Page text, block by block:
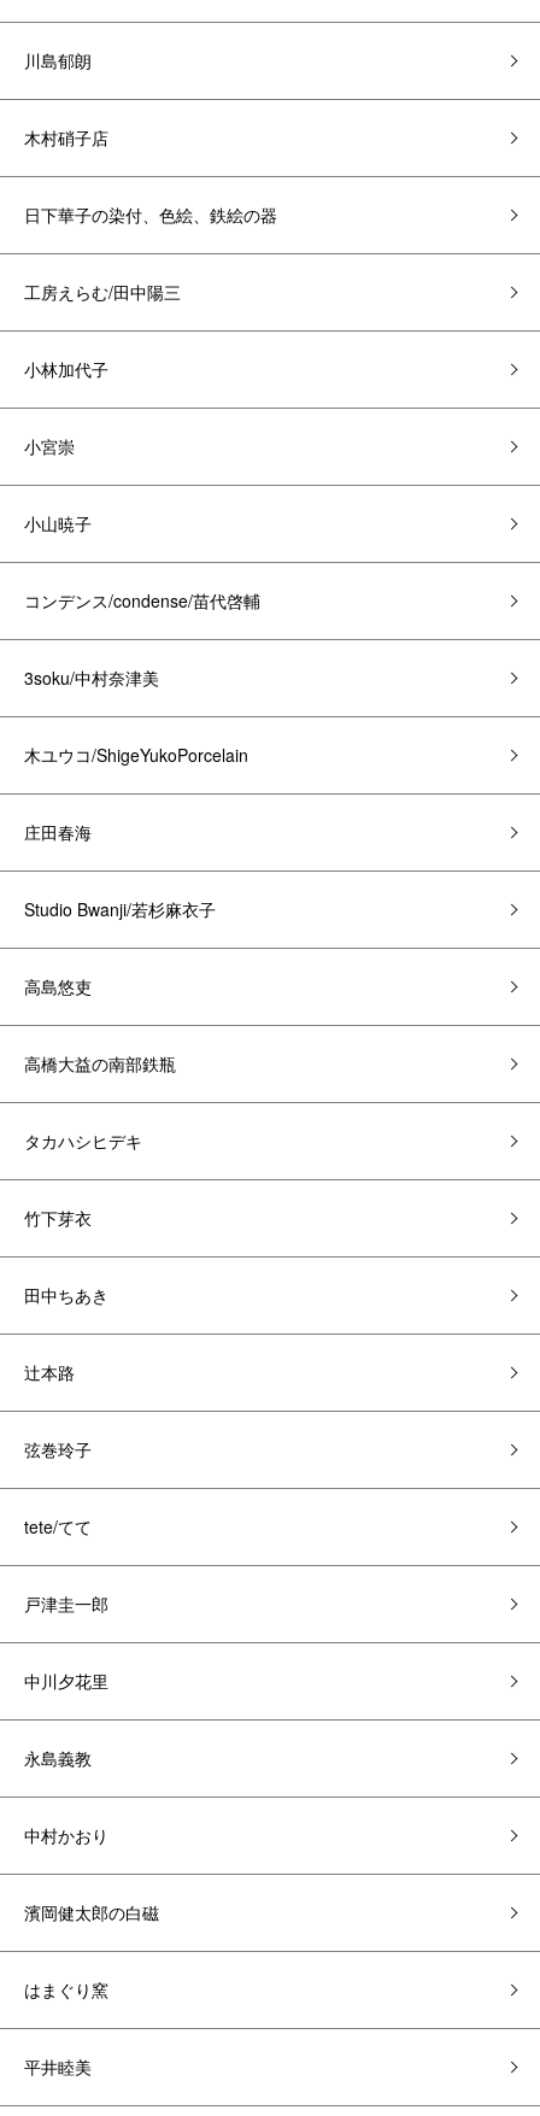
川島郁朗
木村硝子店
日下華子の染付、色絵、鉄絵の器
工房えらむ/田中陽三
小林加代子
小宮崇
小山暁子
コンデンス/condense/苗代啓輔
3soku/中村奈津美
木ユウコ/ShigeYukoPorcelain
庄田春海
Studio Bwanji/若杉麻衣子
高島悠吏
高橋大益の南部鉄瓶
タカハシヒデキ
竹下芽衣
田中ちあき
辻本路
弦巻玲子
tete/てて
戸津圭一郎
中川夕花里
永島義教
中村かおり
濱岡健太郎の白磁
はまぐり窯
平井睦美